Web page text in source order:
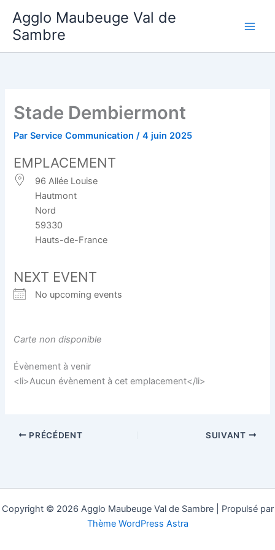
contenu
Agglo Maubeuge Val de
Sambre
Stade Dembiermont
ParService Communication/4 juin 2025
EMPLACEMENT
96 Allée Louise
Hautmont
Nord
59330
Hauts-de-France
NEXT EVENT
No upcoming events
Carte non disponible
Évènement à venir
<li>Aucun évènement à cet emplacement</li>
PRÉCÉDENT SUIVANT
Copyright © 2026 Agglo Maubeuge Val de Sambre | Propulsé par
Thème WordPress Astra